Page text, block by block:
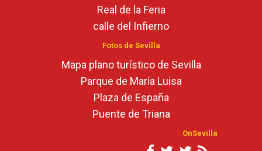
Real de la Feria
calle del Infierno
Fotos de Sevilla
Mapa plano turístico de Sevilla
Parque de María Luisa
Plaza de España
Puente de Triana
OnSevilla